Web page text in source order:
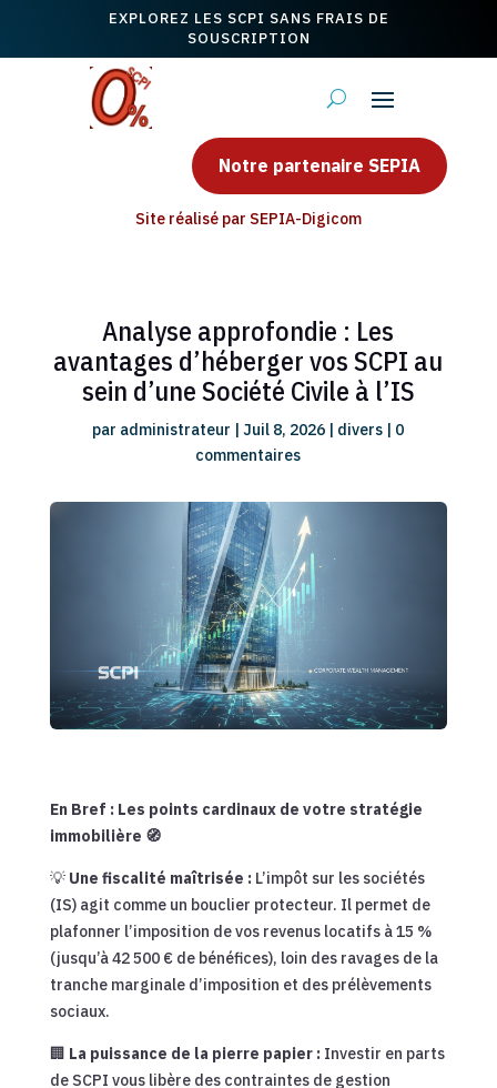
EXPLOREZ LES SCPI SANS FRAIS DE
SOUSCRIPTION
Notre partenaire SEPIA
Site réalisé par SEPIA-Digicom
Analyse approfondie : Les
avantages d’héberger vos SCPI au
sein d’une Société Civile à l’IS
par administrateur |Juil 8, 2026 | divers | 0
commentaires
En Bref : Les points cardinaux de votre stratégie
immobilière 🧭
💡 Une fiscalité maîtrisée :L’impôt sur les sociétés
(IS) agit comme un bouclier protecteur. Il permet de
plafonner l’imposition de vos revenus locatifs à 15 %
(jusqu’à 42 500 € de bénéfices), loin des ravages de la
tranche marginale d’imposition et des prélèvements
sociaux.
🏢 La puissance de la pierre papier :Investir en parts
de SCPI vous libère des contraintes de gestion